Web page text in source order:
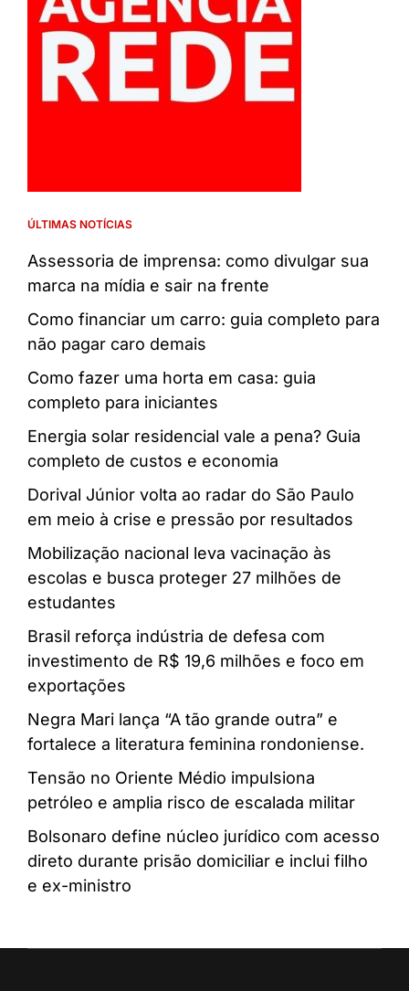
ÚLTIMAS NOTÍCIAS
Assessoria de imprensa: como divulgar sua
marca na mídia e sair na frente
Como financiar um carro: guia completo para
não pagar caro demais
Como fazer uma horta em casa: guia
completo para iniciantes
Energia solar residencial vale a pena? Guia
completo de custos e economia
Dorival Júnior volta ao radar do São Paulo
em meio à crise e pressão por resultados
Mobilização nacional leva vacinação às
escolas e busca proteger 27 milhões de
estudantes
Brasil reforça indústria de defesa com
investimento de R$ 19,6 milhões e foco em
exportações
Negra Mari lança “A tão grande outra” e
fortalece a literatura feminina rondoniense.
Tensão no Oriente Médio impulsiona
petróleo e amplia risco de escalada militar
Bolsonaro define núcleo jurídico com acesso
direto durante prisão domiciliar e inclui filho
e ex-ministro